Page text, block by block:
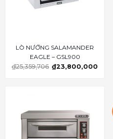
LÒ NƯỚNG SALAMANDER
EAGLE – GSL900
₫25,359,706 ₫23,800,000